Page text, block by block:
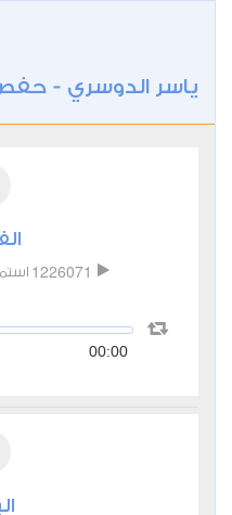
ياسر الدوسري -
1226071
00:00